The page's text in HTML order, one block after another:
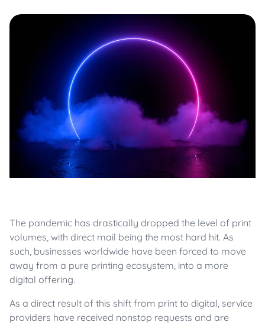
The pandemic has drastically dropped the level of print
volumes, with direct mail being the most hard hit. As
such, businesses worldwide have been forced to move
away from a pure printing ecosystem, into a more
digital offering.
As a direct result of this shift from print to digital, service
providers have received nonstop requests and are